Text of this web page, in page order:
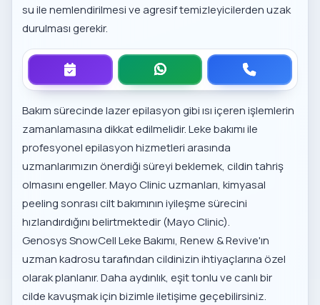
su ile nemlendirilmesi ve agresif temizleyicilerden uzak
durulması gerekir.
Bakım sürecinde lazer epilasyon gibi ısı içeren işlemlerin
zamanlamasına dikkat edilmelidir. Leke bakımı ile
profesyonel epilasyon hizmetleriarasında
uzmanlarımızın önerdiği süreyi beklemek, cildin tahriş
olmasını engeller. Mayo Clinic uzmanları, kimyasal
peeling sonrası cilt bakımının iyileşme sürecini
hızlandırdığını belirtmektedir (Mayo Clinic).
Genosys SnowCell Leke Bakımı, Renew & Revive'ın
uzman kadrosu tarafından cildinizin ihtiyaçlarına özel
olarak planlanır. Daha aydınlık, eşit tonlu ve canlı bir
cilde kavuşmak için bizimle iletişime geçebilirsiniz.